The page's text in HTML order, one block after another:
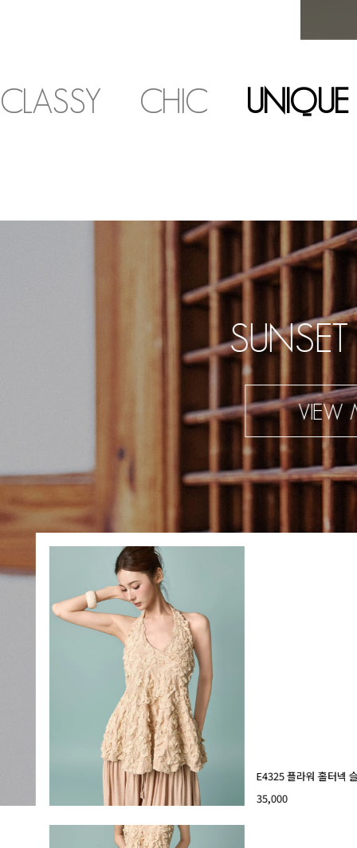
CLASSY CHIC UNIQUE
VIEW
E4325 플라워 홀터넥
35,000